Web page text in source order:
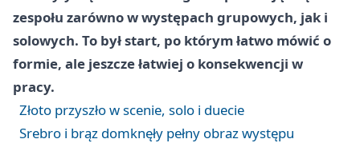
zespołu zarówno w występach grupowych, jak i
solowych. To był start, po którym łatwo mówić o
formie, ale jeszcze łatwiej o konsekwencji w
pracy.
Złoto przyszło w scenie, solo i duecie
Srebro i brąz domknęły pełny obraz występu